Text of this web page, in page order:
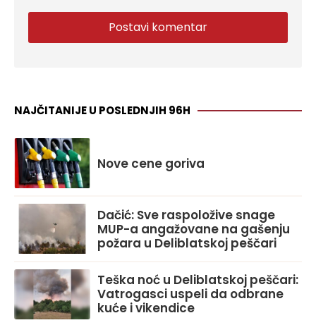
NAJČITANIJE U POSLEDNJIH 96H
Nove cene goriva
Dačić: Sve raspoložive snage
MUP-a angažovane na gašenju
požara u Deliblatskoj peščari
Teška noć u Deliblatskoj peščari:
Vatrogasci uspeli da odbrane
kuće i vikendice